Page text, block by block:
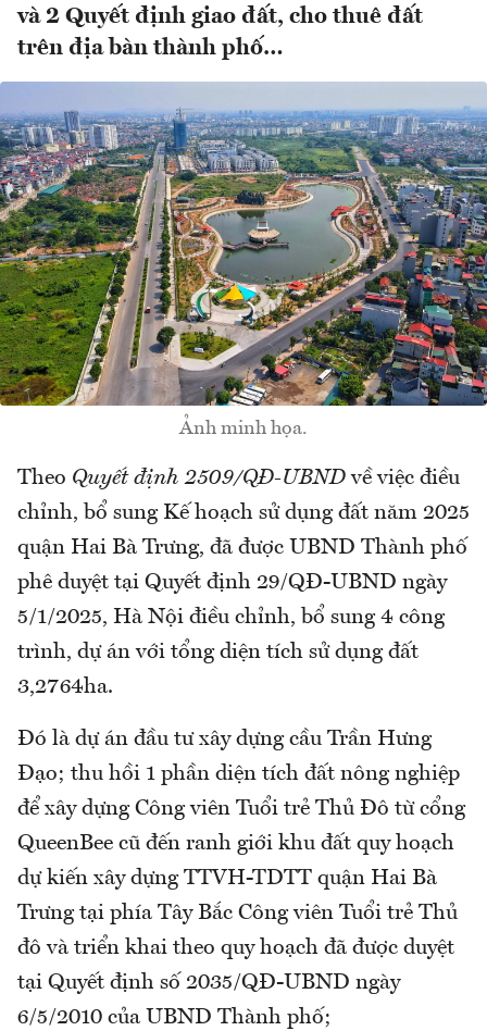
và 2 Quyết định giao đất, cho thuê đất
trên địa bàn thành phố…
Ảnh minh họa.
Theo Quyết định 2509/QĐ-UBND về việc điều
chỉnh, bổ sung Kế hoạch sử dụng đất năm 2025
quận Hai Bà Trưng, đã được UBND Thành phố
phê duyệt tại Quyết định 29/QĐ-UBND ngày
5/1/2025, Hà Nội điều chỉnh, bổ sung 4 công
trình, dự án với tổng diện tích sử dụng đất
3,2764ha.
Đó là dự án đầu tư xây dựng cầu Trần Hưng
Đạo; thu hồi 1 phần diện tích đất nông nghiệp
để xây dựng Công viên Tuổi trẻ Thủ Đô từ cổng
QueenBee cũ đến ranh giới khu đất quy hoạch
dự kiến xây dựng TTVH-TDTT quận Hai Bà
Trưng tại phía Tây Bắc Công viên Tuổi trẻ Thủ
đô và triển khai theo quy hoạch đã được duyệt
tại Quyết định số 2035/QĐ-UBND ngày
6/5/2010 của UBND Thành phố;